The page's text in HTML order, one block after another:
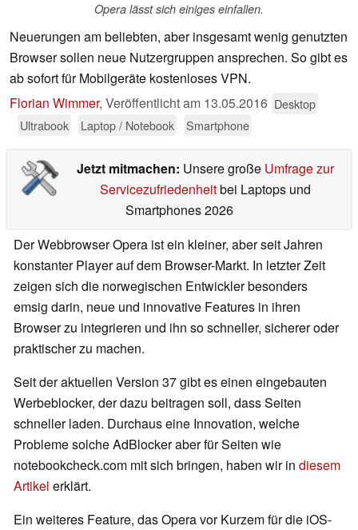
Opera lässt sich einiges einfallen.
Neuerungen am beliebten, aber insgesamt wenig genutzten
Browser sollen neue Nutzergruppen ansprechen. So gibt es
ab sofort für Mobilgeräte kostenloses VPN.
Florian Wimmer, Veröffentlicht am 13.05.2016 Desktop
Ultrabook
Laptop / Notebook Smartphone
Jetzt mitmachen: Unsere große Umfrage zur
Servicezufriedenheitbei Laptops und
Smartphones 2026
Der Webbrowser Opera ist ein kleiner, aber seit Jahren
konstanter Player auf dem Browser-Markt. In letzter Zeit
zeigen sich die norwegischen Entwickler besonders
emsig darin, neue und innovative Features in ihren
Browser zu integrieren und ihn so schneller, sicherer oder
praktischer zu machen.
Seit der aktuellen Version 37 gibt es einen eingebauten
Werbeblocker, der dazu beitragen soll, dass Seiten
schneller laden. Durchaus eine Innovation, welche
Probleme solche AdBlocker aber für Seiten wie
notebookcheck.com mit sich bringen, haben wir in diesem
Artikel erklärt.
Ein weiteres Feature, das Opera vor Kurzem für die iOS-